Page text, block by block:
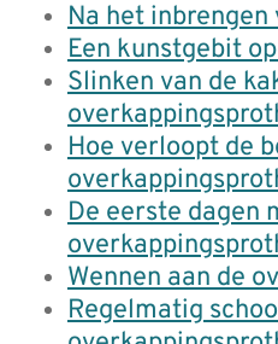
Na het
Een kunstgebit
Slinken van de
Hoe verloopt de
De eerste dagen
Wennen aan de
Regelmatig